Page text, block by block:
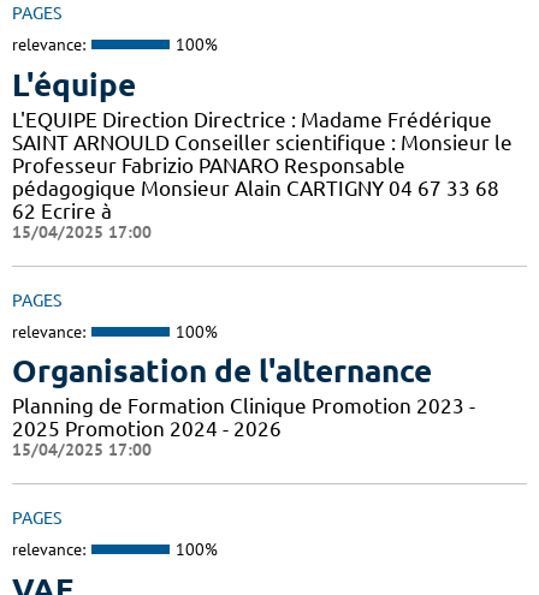
PAGES
relevance: 100%
L'équipe
L'EQUIPE Direction Directrice : Madame Frédérique
SAINT ARNOULD Conseiller scientifique : Monsieur le
Professeur Fabrizio PANARO Responsable
pédagogique Monsieur Alain CARTIGNY 04 67 33 68
62 Ecrire à
15/04/2025 17:00
PAGES
relevance: 100%
Organisation de l'alternance
Planning de Formation Clinique Promotion 2023 -
2025 Promotion 2024 - 2026
15/04/2025 17:00
PAGES
relevance: 100%